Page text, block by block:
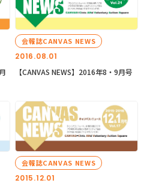
2016.08.01
会報誌CANVAS NEWS
【CANVAS NEWS】2016年8・9月号
2015.12.01
会報誌CANVAS NEWS